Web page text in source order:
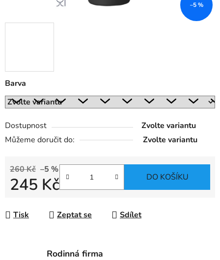
Barva
Dostupnost
Zvolte variantu
Můžeme doručit do:
Zvolte variantu
260 Kč –5 %
245 Kč DO KOŠÍKU
Tisk Zeptat se Sdílet
–5 %
Rodinná firma